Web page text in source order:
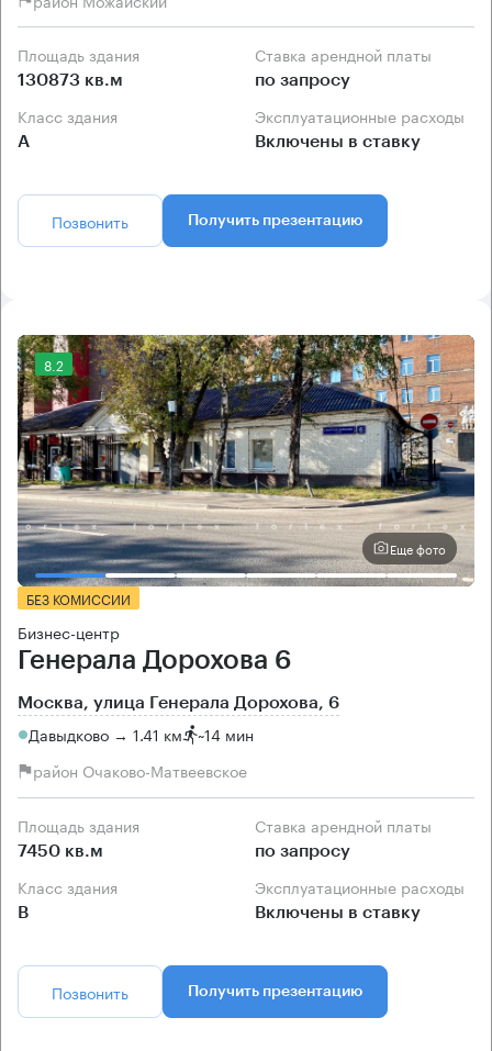
Площадь здания
130873 кв.м
Ставка арендной платы
по запросу
Класс здания
А
Эксплуатационные расходы
Включены в ставку
Позвонить Получить презентацию
8.2
Еще фото
БЕЗ КОМИССИИ
Бизнес-центр
Генерала Дорохова 6
Москва, улица Генерала Дорохова, 6
Давыдково → 1.41 км ~14 мин
район Очаково-Матвеевское
Площадь здания
7450 кв.м
Ставка арендной платы
по запросу
Класс здания
B
Эксплуатационные расходы
Включены в ставку
Позвонить Получить презентацию